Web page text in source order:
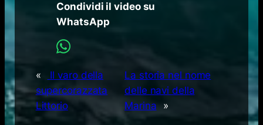
Condividi il video su
WhatsApp
«
Il varo della
supercorazzata
Littorio
La storia nel nome
delle navi della
Marina
»